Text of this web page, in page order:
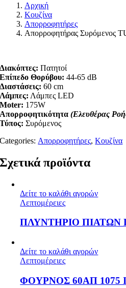
Αρχική
Κουζίνα
Απορροφητήρες
Απορροφητήρας Συρόμενος
Διακόπτες: Πατητοί
Επίπεδο Θορύβου: 44-65 dB
Διαστάσεις: 60 cm
Λάμπες: Λάμπες LED
Moter: 175W
Απορροφητικότητα(Ελευθέρας
Τύπος: Συρόμενος
Categories: Απορροφητήρες,Κουζίνα
Σχετικά προϊόντα
Δείτε το καλάθι αγορών
Λεπτομέρειες
ΠΛΥΝΤΗΡΙΟ ΠΙΑΤΩΝ
Δείτε το καλάθι αγορών
Λεπτομέρειες
ΦΟΥΡΝΟΣ 60ΑΠ 1075